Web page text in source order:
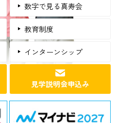
数字で見る真寿会
教育制度
インターンシップ
見学説明会申込み